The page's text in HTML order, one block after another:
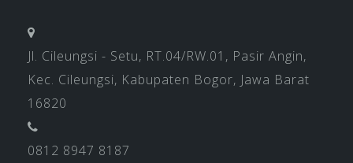
Jl. Cileungsi - Setu, RT.04/RW.01, Pasir Angin,
Kec. Cileungsi, Kabupaten Bogor, Jawa Barat
16820
0812 8947 8187